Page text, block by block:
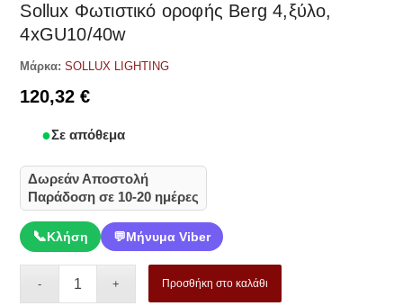
Sollux Φωτιστικό οροφής Berg 4,ξύλο,
4xGU10/40w
Μάρκα: SOLLUX LIGHTING
120,32€
Σε απόθεμα
Δωρεάν Αποστολή
Παράδοση σε 10-20 ημέρες
📞Κλήση 💬Μήνυμα Viber
Προσθήκη στο καλάθι